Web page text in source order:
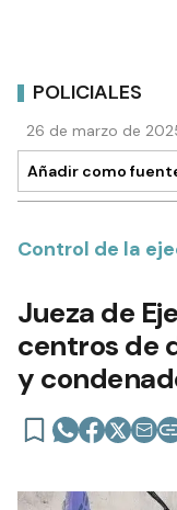
POLICIALES
26 de marzo de
Añadir como
Control de la
Jueza de
centros de
y